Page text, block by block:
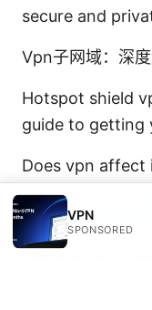
secure and
Vpn子网域：深
Hotspot shield
guide to getting
Does vpn affect
need to know
你在VPN世界里
VPN
SPONSORED